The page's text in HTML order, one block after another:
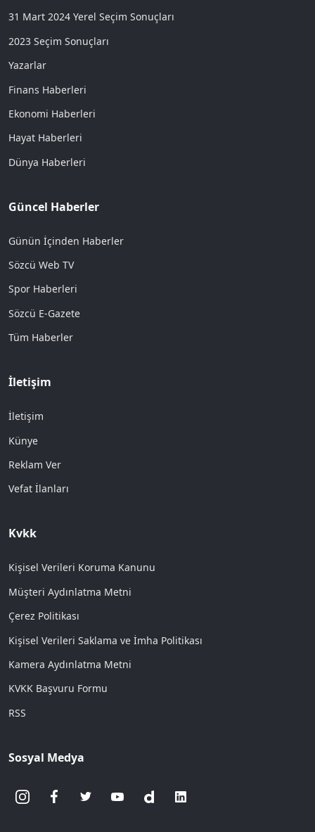
31 Mart 2024 Yerel Seçim Sonuçları
2023 Seçim Sonuçları
Yazarlar
Finans Haberleri
Ekonomi Haberleri
Hayat Haberleri
Dünya Haberleri
Güncel Haberler
Günün İçinden Haberler
Sözcü Web TV
Spor Haberleri
Sözcü E-Gazete
Tüm Haberler
İletişim
İletişim
Künye
Reklam Ver
Vefat İlanları
Kvkk
Kişisel Verileri Koruma Kanunu
Müşteri Aydınlatma Metni
Çerez Politikası
Kişisel Verileri Saklama ve İmha Politikası
Kamera Aydınlatma Metni
KVKK Başvuru Formu
RSS
Sosyal Medya